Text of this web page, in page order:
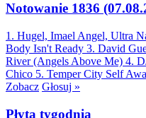
Notowanie 1836
1. Hugel, Imael Angel, Ultra
Body Isn't Ready 3. David
River (Angels Above Me) 4.
Chico 5. Temper City Self
Zobacz Głosuj »
Płyta tygodnia